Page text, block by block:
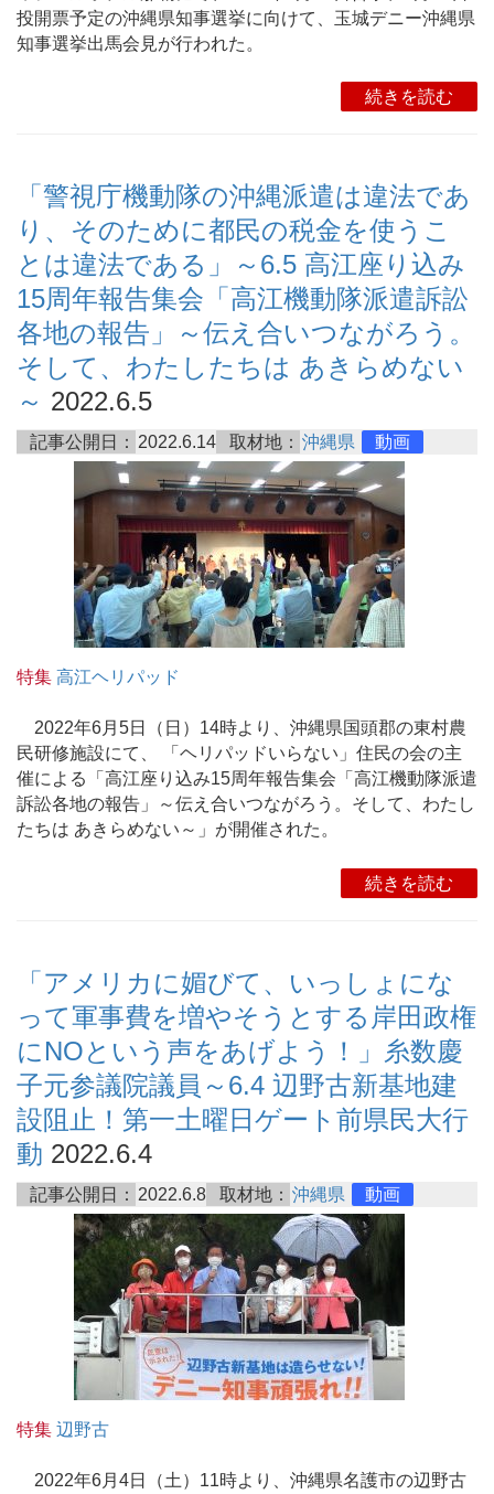
投開票予定の沖縄県知事選挙に向けて、玉城デニー沖縄県
知事選挙出馬会見が行われた。
続きを読む
「警視庁機動隊の沖縄派遣は違法であ
り、そのために都民の税金を使うこ
とは違法である」～6.5 高江座り込み
15周年報告集会「高江機動隊派遣訴訟
各地の報告」～伝え合いつながろう。
そして、わたしたちは あきらめない
～ 2022.6.5
記事公開日： 2022.6.14 取材地： 沖縄県 動画
特集 高江ヘリパッド
2022年6月5日（日）14時より、沖縄県国頭郡の東村農
民研修施設にて、 「ヘリパッドいらない」住民の会の主
催による「高江座り込み15周年報告集会「高江機動隊派遣
訴訟各地の報告」～伝え合いつながろう。そして、わたし
たちは あきらめない～」が開催された。
続きを読む
「アメリカに媚びて、いっしょにな
って軍事費を増やそうとする岸田政権
にNOという声をあげよう！」糸数慶
子元参議院議員～6.4 辺野古新基地建
設阻止！第一土曜日ゲート前県民大行
動 2022.6.4
記事公開日： 2022.6.8 取材地： 沖縄県 動画
特集 辺野古
2022年6月4日（土）11時より、沖縄県名護市の辺野古